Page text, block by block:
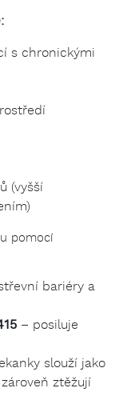
s chronickými
(vyšší
pomocí
bariéry a
– posiluje
slouží jako
ztěžují